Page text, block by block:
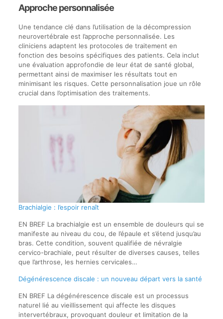
Approche personnalisée
Une tendance clé dans l’utilisation de la décompression
neurovertébrale est l’approche personnalisée. Les
cliniciens adaptent les protocoles de traitement en
fonction des besoins spécifiques des patients. Cela inclut
une évaluation approfondie de leur état de santé global,
permettant ainsi de maximiser les résultats tout en
minimisant les risques. Cette personnalisation joue un rôle
crucial dans l’optimisation des traitements.
Brachialgie : l’espoir renaît
EN BREF La brachialgie est un ensemble de douleurs qui se
manifeste au niveau du cou, de l’épaule et s’étend jusqu’au
bras. Cette condition, souvent qualifiée de névralgie
cervico-brachiale, peut résulter de diverses causes, telles
que l’arthrose, les hernies cervicales…
Dégénérescence discale : un nouveau départ vers la santé
EN BREF La dégénérescence discale est un processus
naturel lié au vieillissement qui affecte les disques
intervertébraux, provoquant douleur et limitation de la